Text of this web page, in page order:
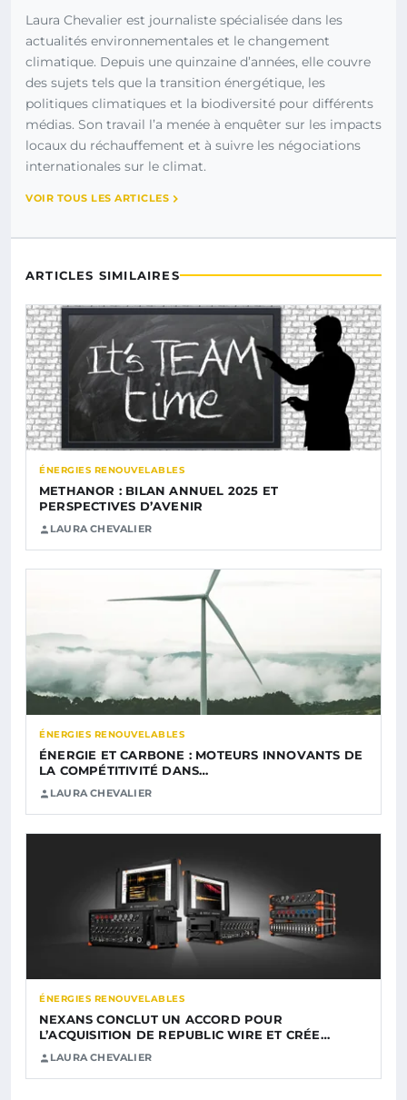
Laura Chevalier est journaliste spécialisée dans les
actualités environnementales et le changement
climatique. Depuis une quinzaine d’années, elle couvre
des sujets tels que la transition énergétique, les
politiques climatiques et la biodiversité pour différents
médias. Son travail l’a menée à enquêter sur les impacts
locaux du réchauffement et à suivre les négociations
internationales sur le climat.
VOIR TOUS LES ARTICLES
ARTICLES SIMILAIRES
ÉNERGIES RENOUVELABLES
METHANOR : BILAN ANNUEL 2025 ET
PERSPECTIVES D’AVENIR
LAURA CHEVALIER
ÉNERGIES RENOUVELABLES
ÉNERGIE ET CARBONE : MOTEURS INNOVANTS DE
LA COMPÉTITIVITÉ DANS…
LAURA CHEVALIER
ÉNERGIES RENOUVELABLES
NEXANS CONCLUT UN ACCORD POUR
L’ACQUISITION DE REPUBLIC WIRE ET CRÉE…
LAURA CHEVALIER